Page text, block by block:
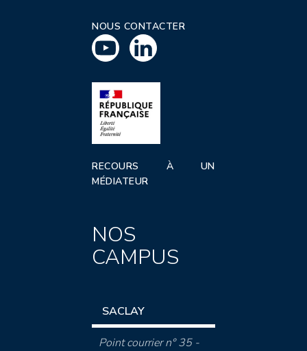
NOUS CONTACTER
RECOURS À UN
MÉDIATEUR
NOS
CAMPUS
SACLAY
Point courrier n° 35 -